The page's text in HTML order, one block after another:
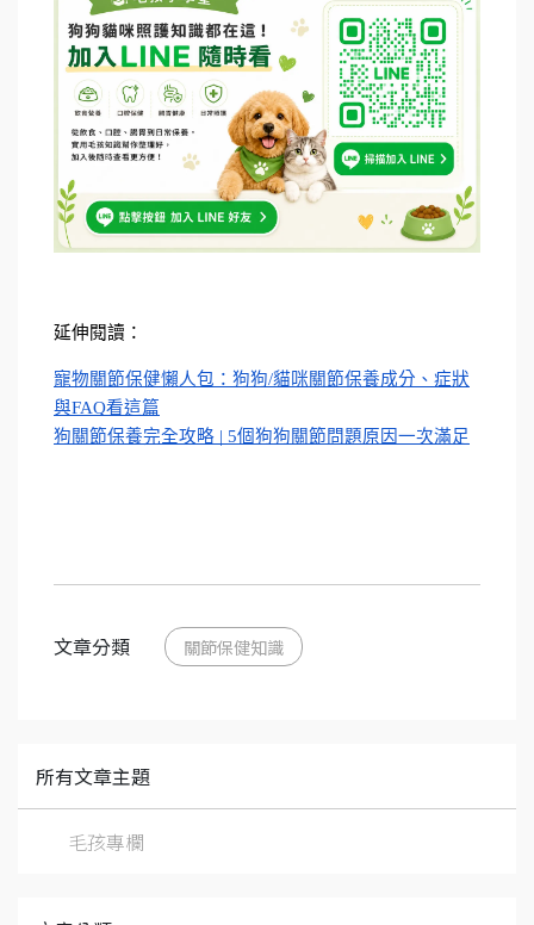
延伸閱讀：
寵物關節保健懶人包：狗狗/貓咪關節保養成分、症狀
與FAQ看這篇
狗關節保養完全攻略 | 5個狗狗關節問題原因一次滿足
文章分類 關節保健知識
所有文章主題
毛孩專欄